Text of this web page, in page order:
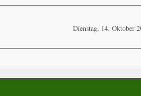
Dienstag, 14. Oktober